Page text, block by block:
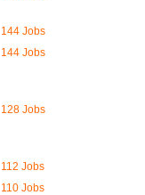
144 Jobs
144 Jobs
128 Jobs
112 Jobs
110 Jobs